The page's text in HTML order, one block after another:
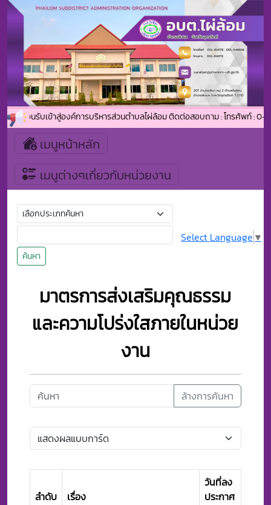
ดีต้อนรับเข้าสู่องค์การบริหารส่วนตำบลไผ่ล้อม ติดต่อสอบถาม : โทรศัพท์ : 0-
เมนูหน้าหลัก
เมนูต่างๆเกี่ยวกับหน่วยงาน
ค้นหา
Select Language ▼
มาตรการส่งเสริมคุณธรรม
และความโปร่งใสภายในหน่วย
งาน
ล้างการค้นหา
ลำดับ เรื่อง
วันที่ลง
ประกาศ